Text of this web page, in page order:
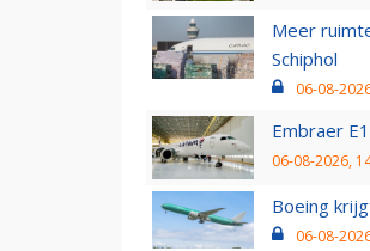
Meer
Schiphol
06-08-
Embraer
06-08-2026,
Boeing
06-08-